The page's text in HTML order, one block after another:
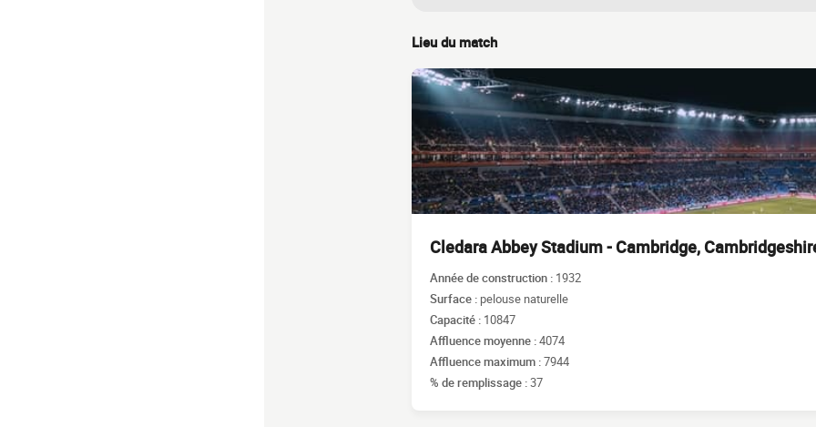
Lieu du match
Cledara Abbey Stadium - Cambridge,
Année de construction : 1932
Surface : pelouse naturelle
Capacité : 10847
Affluence moyenne :4074
Affluence maximum :7944
% de remplissage :37